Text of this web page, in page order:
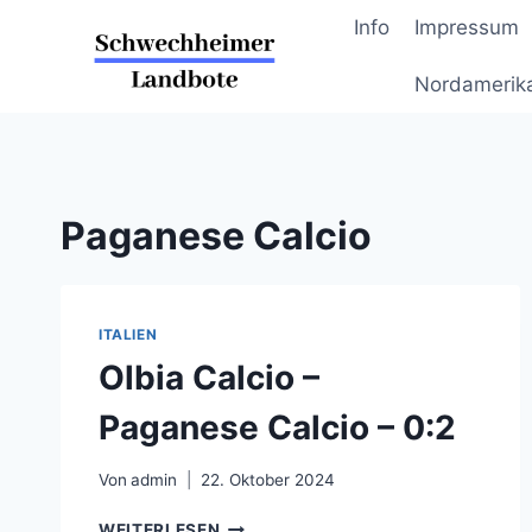
Info Impressum
Paganese Calcio
ITALIEN
Olbia Calcio –
Paganese Calcio – 0:2
Von admin 22. Oktober 2024
OLBIA